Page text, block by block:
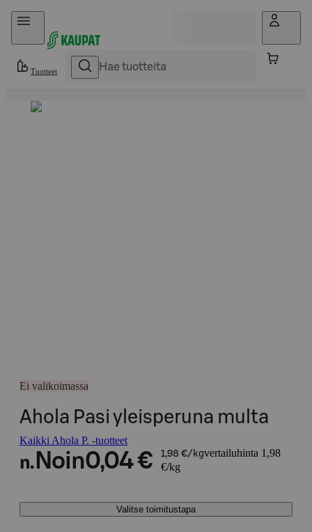
Hyppää sisältöön
Tuotteet
Ei valikoimassa
Ahola Pasi yleisperuna multa
Kaikki Ahola P. -tuotteet
n. Noin0,04 € 1,98 €/kgvertailuhinta 1,98
€/kg
Valitse toimitustapa